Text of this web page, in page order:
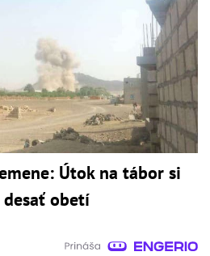
Útok na tábor si
obetí